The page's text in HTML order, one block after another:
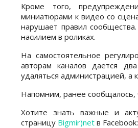
Кроме того,
миниатюрами к видео со
нарушает правил
насилием в роликах.
На самостоятельное
авторам каналов дается
удаляться администрацией, а
Напомним, ранее сообщалось,
Хотите знать важные и
страницу Bigmir)net в Facebook: